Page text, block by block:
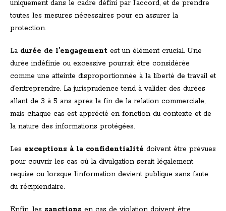
uniquement dans le cadre défini par l’accord, et de prendre
toutes les mesures nécessaires pour en assurer la
protection.
La durée de l’engagement est un élément crucial. Une
durée indéfinie ou excessive pourrait être considérée
comme une atteinte disproportionnée à la liberté de travail et
d’entreprendre. La jurisprudence tend à valider des durées
allant de 3 à 5 ans après la fin de la relation commerciale,
mais chaque cas est apprécié en fonction du contexte et de
la nature des informations protégées.
Les exceptions à la confidentialité doivent être prévues
pour couvrir les cas où la divulgation serait légalement
requise ou lorsque l’information devient publique sans faute
du récipiendaire.